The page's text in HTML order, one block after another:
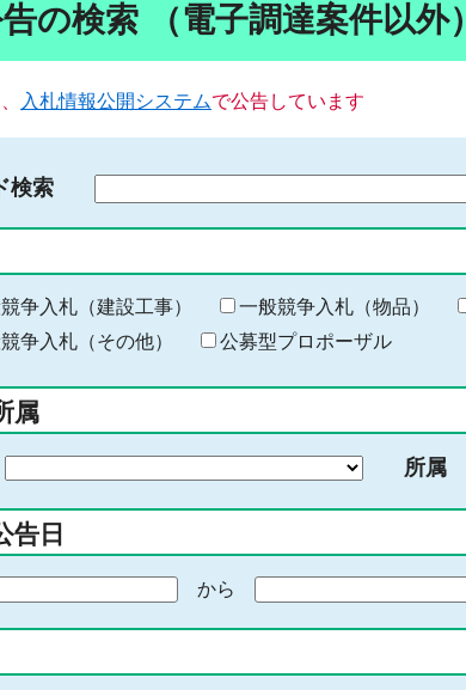
の検索 （電子調達案件以外）
入札情報公開システムで公告しています
検索
る
キ
ー
ー
入
力
争入札（建設工事） 一般競争入札（物品）
争入札（その他）
公募型プロポーザル
属
所属
告日
から
終